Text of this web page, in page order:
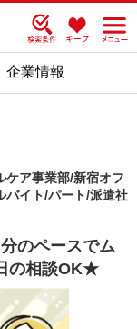
企業情報
ア事業部/新宿オフ
バイト/パート/派遣社
のペースでム
の相談OK★